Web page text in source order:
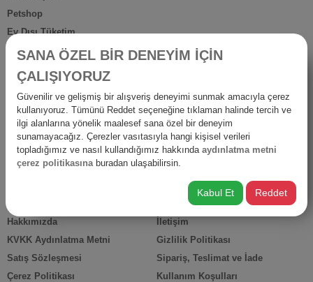
Petshop
Ev Dışı Tüketim
Kişisel Bakım
İş Yerine Özel
Oto-Yapı-Bahçe
Hediyelik Ürünler
Diğer Ürünler
İsraf
Hakkımızda
KVKK Aydınlatma Metni
Satış Sözleşmesi
Çerez Politikası
İletişim
Gizlilik Politikası
Sipariş, Teslimat ve İade
Kullanım Koşulları
SANA ÖZEL BİR DENEYİM İÇİN
ÇALIŞIYORUZ
Güvenilir ve gelişmiş bir alışveriş deneyimi sunmak amacıyla çerez
kullanıyoruz. Tümünü Reddet seçeneğine tıklaman halinde tercih ve
ilgi alanlarına yönelik maalesef sana özel bir deneyim
sunamayacağız. Çerezler vasıtasıyla hangi kişisel verileri
topladığımız ve nasıl kullandığımız hakkında aydınlatma metni
çerez politikasına buradan ulaşabilirsin.
Kabul Et Reddet